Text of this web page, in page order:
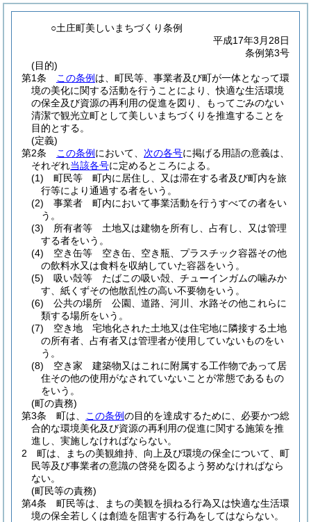
○土庄町美しいまちづくり条例
平成17年3月28日
条例第3号
(目的)
第1条
この条例 は、町民等、事業者及び町が一体となって環
境の美化に関する活動を行うことにより、快適な生活環境
の保全及び資源の再利用の促進を図り、もってごみのない
清潔で観光立町として美しいまちづくりを推進することを
目的とする。
(定義)
第2条
この条例 において、 次の各号に掲げる用語の意義は、
それぞれ当該各号に定めるところによる。
(1)
町民等 町内に居住し、又は滞在する者及び町内を旅
行等により通過する者をいう。
(2)
事業者 町内において事業活動を行うすべての者をい
う。
(3)
所有者等 土地又は建物を所有し、占有し、又は管理
する者をいう。
(4)
空き缶等 空き缶、空き瓶、プラスチック容器その他
の飲料水又は食料を収納していた容器をいう。
(5)
吸い殻等 たばこの吸い殻、チューインガムの噛みか
す、紙くずその他散乱性の高い不要物をいう。
(6)
公共の場所 公園、道路、河川、水路その他これらに
類する場所をいう。
(7)
空き地 宅地化された土地又は住宅地に隣接する土地
の所有者、占有者又は管理者が使用していないものをい
う。
(8)
空き家 建築物又はこれに附属する工作物であって居
住その他の使用がなされていないことが常態であるもの
をいう。
(町の責務)
第3条
町は、 この条例の目的を達成するために、必要かつ総
合的な環境美化及び資源の再利用の促進に関する施策を推
進し、実施しなければならない。
2
町は、まちの美観維持、向上及び環境の保全について、町
民等及び事業者の意識の啓発を図るよう努めなければなら
ない。
(町民等の責務)
第4条
町民等は、まちの美観を損ねる行為又は快適な生活環
境の保全若しくは創造を阻害する行為をしてはならない。